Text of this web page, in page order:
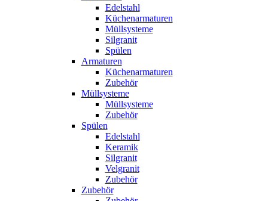
Edelstahl
Küchenarmaturen
Müllsysteme
Silgranit
Spülen
Armaturen
Küchenarmaturen
Zubehör
Müllsysteme
Müllsysteme
Zubehör
Spülen
Edelstahl
Keramik
Silgranit
Velgranit
Zubehör
Zubehör